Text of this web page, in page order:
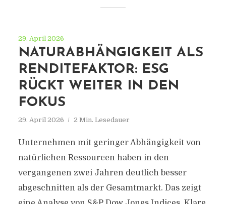
29. April 2026
NATURABHÄNGIGKEIT ALS
RENDITEFAKTOR: ESG
RÜCKT WEITER IN DEN
FOKUS
29. April 2026 2 Min. Lesedauer
Unternehmen mit geringer Abhängigkeit von
natürlichen Ressourcen haben in den
vergangenen zwei Jahren deutlich besser
abgeschnitten als der Gesamtmarkt. Das zeigt